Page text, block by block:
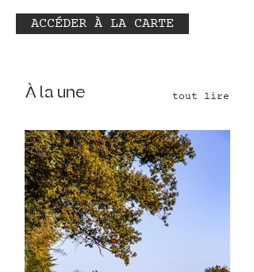
ACCÉDER À LA CARTE
À la une tout lire